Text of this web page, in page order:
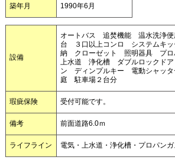
築年月 1990年6月
設備
オートバス 追焚機能 温水洗浄
台 ３口以上コンロ システムキ
納 クローゼット 照明器具 プ
上水道 浄化槽 ダブルロックド
ン ディンプルキー 電動シャッ
庭 駐車場２台分
瑕疵保険 受付可能です。
備考 前面道路6.0ｍ
ライフライン 電気・上水道・浄化槽・プロパンガ